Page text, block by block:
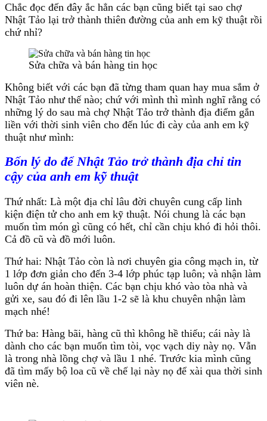
Chắc đọc đến đây ắc hẳn các bạn cũng biết tại sao chợ
Nhật Tảo lại trở thành thiên đường của anh em kỹ thuật rồi
chứ nhỉ?
Sửa chữa và bán hàng tin học
Không biết với các bạn đã từng tham quan hay mua sắm ở
Nhật Tảo như thế nào; chứ với mình thì mình nghĩ rằng có
những lý do sau mà chợ Nhật Tảo trở thành địa điểm gắn
liền với thời sinh viên cho đến lúc đi cày của anh em kỹ
thuật như mình:
Bốn lý do để Nhật Tảo trở thành địa chỉ tin
cậy của anh em kỹ thuật
Thứ nhất: Là một địa chỉ lâu đời chuyên cung cấp linh
kiện điện tử cho anh em kỹ thuật. Nói chung là các bạn
muốn tìm món gì cũng có hết, chỉ cần chịu khó đi hỏi thôi.
Cả đồ cũ và đồ mới luôn.
Thứ hai: Nhật Tảo còn là nơi chuyên gia công mạch in, từ
1 lớp đơn giản cho đến 3-4 lớp phúc tạp luôn; và nhận làm
luôn dự án hoàn thiện. Các bạn chịu khó vào tòa nhà và
gửi xe, sau đó đi lên lầu 1-2 sẽ là khu chuyên nhận làm
mạch nhé!
Thứ ba: Hàng bãi, hàng cũ thì không hề thiếu; cái này là
dành cho các bạn muốn tìm tòi, vọc vạch diy này nọ. Vẫn
là trong nhà lồng chợ và lầu 1 nhé. Trước kia mình cũng
đã tìm mấy bộ loa cũ về chế lại này nọ để xài qua thời sinh
viên nè.